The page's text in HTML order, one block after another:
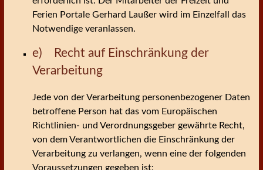
Ferien Portale Gerhard Laußer wird im Einzelfall das
Notwendige veranlassen.
e) Recht auf Einschränkung der
Verarbeitung
Jede von der Verarbeitung personenbezogener Daten
betroffene Person hat das vom Europäischen
Richtlinien- und Verordnungsgeber gewährte Recht,
von dem Verantwortlichen die Einschränkung der
Verarbeitung zu verlangen, wenn eine der folgenden
Voraussetzungen gegeben ist: